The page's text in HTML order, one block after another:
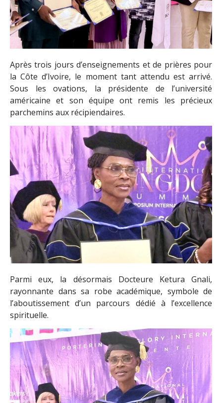
Après trois jours d’enseignements et de prières pour
la Côte d’Ivoire, le moment tant attendu est arrivé.
Sous les ovations, la présidente de l’université
américaine et son équipe ont remis les précieux
parchemins aux récipiendaires.
Parmi eux, la désormais Docteure Ketura Gnali,
rayonnante dans sa robe académique, symbole de
l’aboutissement d’un parcours dédié à l’excellence
spirituelle.